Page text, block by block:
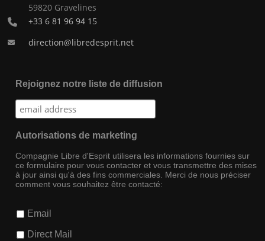
59820 Gravelines
+33 6 81 96 94 15
direction@libredesprit.net
Rejoignez notre liste de diffusion
Autorisations de marketing
Compagnie Libre d'Esprit utilisera les informations fournies sur
ce formulaire pour vous contacter et vous transmettre des mises
à jour ainsi qu'à des fins commerciales. Merci de nous préciser
comment vous souhaitez être contacté:
Email
Direct Mail